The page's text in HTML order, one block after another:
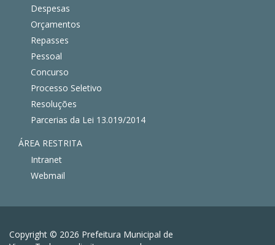
Despesas
Orçamentos
Repasses
Pessoal
Concurso
Processo Seletivo
Resoluções
Parcerias da Lei 13.019/2014
ÁREA RESTRITA
Intranet
Webmail
Copyright © 2026 Prefeitura Municipal de